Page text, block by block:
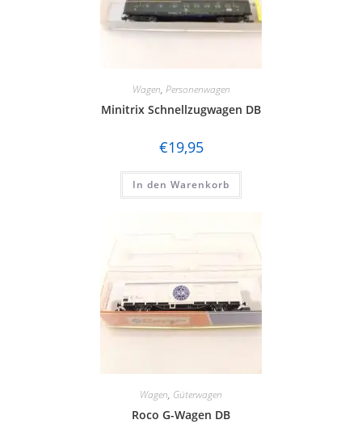
Wagen, Personenwagen
Minitrix Schnellzugwagen DB
€19,95
In den Warenkorb
Wagen, Güterwagen
Roco G-Wagen DB